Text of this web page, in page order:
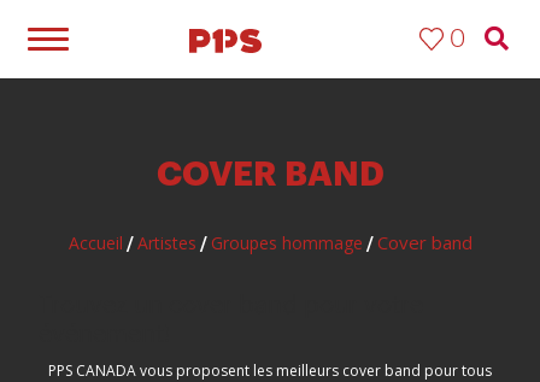
0
COVER BAND
Accueil / Artistes / Groupes hommage / Cover band
PPS CANADA vous proposent les meilleurs cover band pour tous